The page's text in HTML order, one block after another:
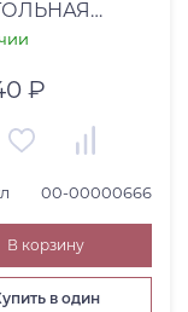
(00-
₽
00-00000666
В корзину
в один